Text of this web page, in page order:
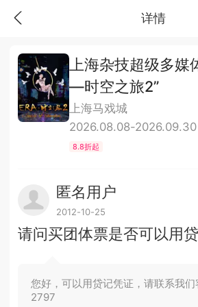
详情
上海杂技超级多媒
—时空之旅2”
上海马戏城
2026.08.08-2026.09.30
8.8折起
匿名用户
2012-10-25
请问买团体票是否可以用
您好，可以用贷记凭证，请联系我
2797